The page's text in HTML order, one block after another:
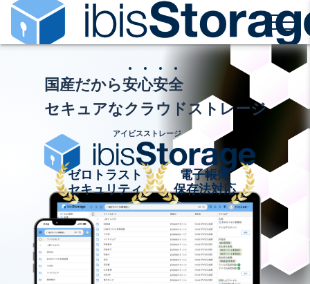
国産だから安心安全
セキュアなクラウドストレージ
ゼロトラスト
セキュリティ
電子帳簿
保存法対応